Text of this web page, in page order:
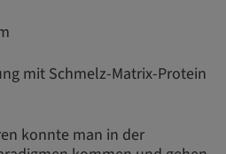
mit Schmelz-Matrix-Protein
konnte man in der